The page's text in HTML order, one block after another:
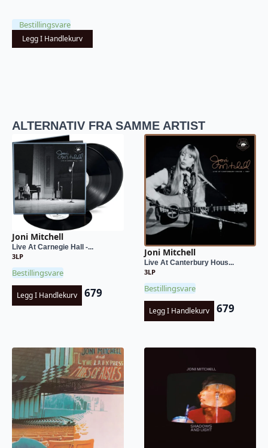
Bestillingsvare
Legg I Handlekurv
ALTERNATIV FRA SAMME ARTIST
Joni Mitchell
Live At Carnegie Hall -...
3LP
Bestillingsvare
Legg I Handlekurv 679
Joni Mitchell
Live At Canterbury Hous...
3LP
Bestillingsvare
Legg I Handlekurv 679